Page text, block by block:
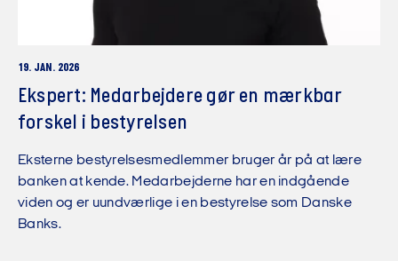
19. JAN. 2026
Ekspert: Medarbejdere gør en mærkbar
forskel i bestyrelsen
Eksterne bestyrelsesmedlemmer bruger år på at lære
banken at kende. Medarbejderne har en indgående
viden og er uundværlige i en bestyrelse som Danske
Banks.